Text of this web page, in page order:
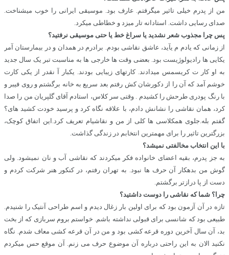
من از پدرم خیلی تاثیر میگرفتم. عارف بود. موسیقی ایرانی را خوب میشناخت.
صدای رسایی داشت. استادانه تار میزد و خطاطی میکرد.
پس چرا مجذوب شعر نشدید یا سراغ خط یا حتی موسیقی نرفتید؟
از زمانی که یادم م یآید، عاشق نقاشی بودم. برادرم در همدان و در بیمارستان آمر
یکایی ها رادیولوژیست بود. بعضی وقت ها خارجی ها به مناسبت تبر یک سال جدید
به او کار ت کریسمس میدادند. کارتهای زیبایی بودند. یکبار آ نقدر از یکی کارت
خوشم آمد که آن را از دکورشان کش رفتم بعد سریع به خانه برگشتم و روی فیبر و
با رنگ پودری طرحش را کشیدم . وقتی سر کلاس، استادم آقای گلپریان من را صدا
کرد، همان نقاشی را نشانش دادم، با علاقه نگاه کرد و پرسید خودت کشید های؟
گفتم بله.جلوی همکلاسی ها کلی از من و نقاشیام تعریف کرد.این اتفاق کوچک،
بزرگترین تاثیر را برای مهمترین انتخابم در زندگی گذاشت.
با این انتخاب مخالفتی نمیشد؟
به جز پدرم، بقیه اعضای خانواده فکر میکردند که نقاشی آب و نان نمیشود. ولی
گوش من بدهکار آن حرف ها نبود. به تهران رفتم، در کنکور هنر شرکت کردم و
دست از پا درازتر برگشتم.
چرا؟ شما که نقاشی را دوست داشتید؟
تازه در آن آزمون بود که برای اولین بار زغال دیدم و اسم طراحی آنتیک را شنیدم.
طبیعی بود که شانسی برای قبولی نداشته باشم. خواستم بروم سربازی که از بخت
بد، آن سال آخرین دوره قرعه کشی بود و من در آن قرعه کشی معاف شدم. نگاه
نکنید الان به این راحتی درباره آن موضوع حرف می زنم. آن موقع حس میکردم